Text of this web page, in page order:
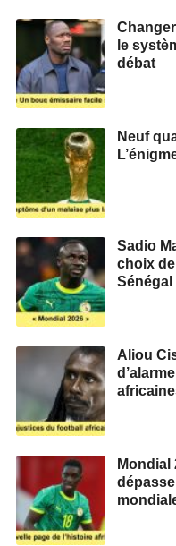
le
débat
Neuf
Sadio
choix
Sénégal
Aliou
Mondial